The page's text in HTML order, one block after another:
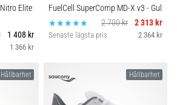
Elite
1 408 kr
1 366 kr
FuelCell SuperComp MD-X v3 - Gul
2 700 kr
2 313 kr
Senaste lägsta pris 2 364 kr
Hållbarhet Hållbarhet